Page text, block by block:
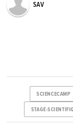
SAV
SCIENCECAMP
STAGE-